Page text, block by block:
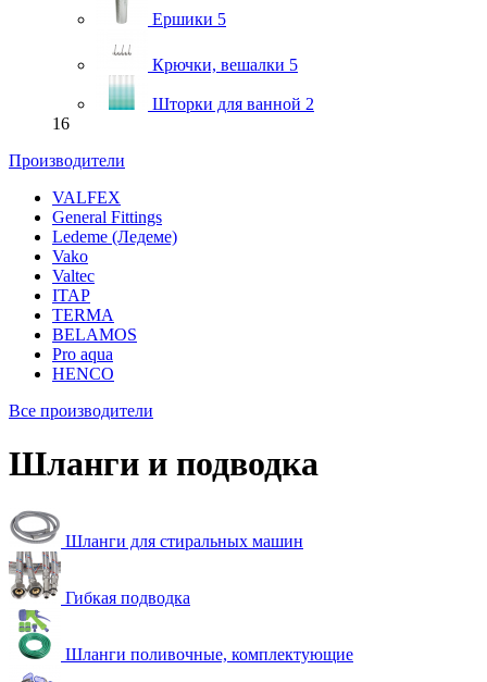
Ершики 5
Крючки, вешалки 5
Шторки для ванной 2
16
Производители
VALFEX
General Fittings
Ledeme (Ледеме)
Vako
Valtec
ITAP
TERMA
BELAMOS
Pro aqua
HENCO
Все производители
Шланги и подводка
Шланги для стиральных машин
Гибкая подводка
Шланги поливочные, комплектующие